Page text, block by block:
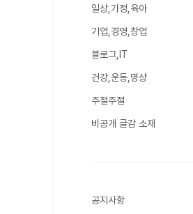
일상,가정,육아
기업,경영,창업
블로그,IT
건강,운동,명상
주절주절
비공개 글감 소재
공지사항